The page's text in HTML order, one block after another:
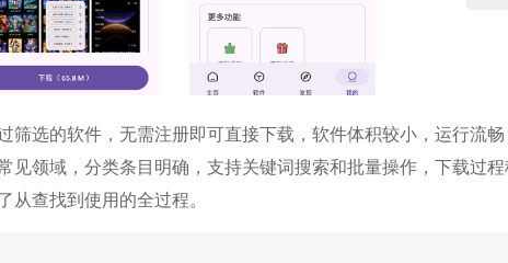
筛选的软件，无需注册即可直接下载，软件体积较小，运行流
见领域，分类条目明确，支持关键词搜索和批量操作，下载过程
查找到使用的全过程。